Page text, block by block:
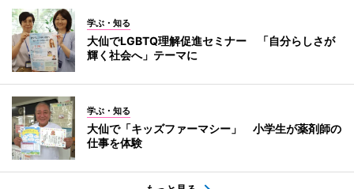
学ぶ・知る
大仙でLGBTQ理解促進セミナー 「自分らしさが
輝く社会へ」テーマに
学ぶ・知る
大仙で「キッズファーマシー」 小学生が薬剤師の
仕事を体験